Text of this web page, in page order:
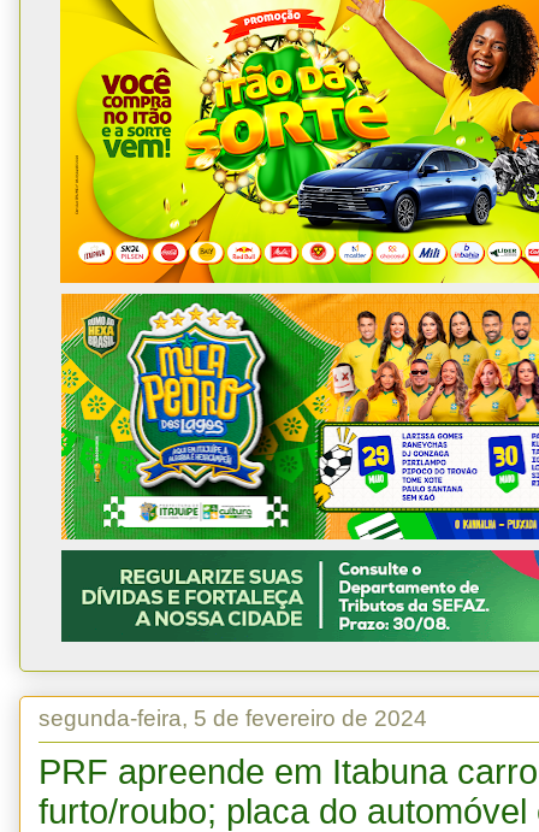
segunda-feira, 5 de fevereiro de 2024
PRF apreende em Itabuna
furto/roubo; placa do